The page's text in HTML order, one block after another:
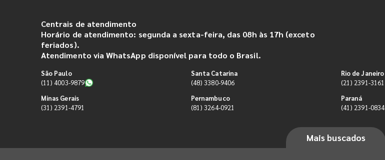
Centrais de atendimento
Horário de atendimento: segunda a sexta-feira, das 08h às 17h (exceto
feriados).
Atendimento via WhatsApp disponível para todo o Brasil.
São Paulo
(11) 4003-9879
Minas Gerais
(31) 2391-4791
Santa Catarina
(48) 3380-9406
Pernambuco
(81) 3264-0921
Rio de Janeiro
(21) 2391-3161
Paraná
(41) 2391-0834
Mais buscados